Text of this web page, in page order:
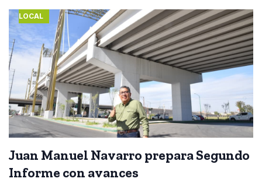
LOCAL
Juan Manuel Navarro prepara Segundo
Informe con avances